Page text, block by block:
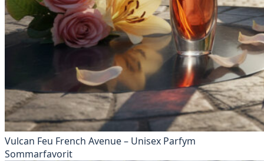
Vulcan Feu French Avenue – Unisex Parfym
Sommarfavorit